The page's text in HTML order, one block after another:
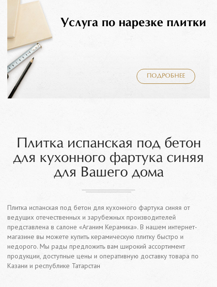
Услуга по нарезке плитки
ПОДРОБНЕЕ
Плитка испанская под бетон
для кухонного фартука синяя
для Вашего дома
Плитка испанская под бетон для кухонного фартука синяя от
ведущих отечественных и зарубежных производителей
представлена в салоне «Аганим Керамика». В нашем интернет-
магазине вы можете купить керамическую плитку быстро и
недорого. Мы рады предложить вам широкий ассортимент
продукции, доступные цены и оперативную доставку товара по
Казани и республике Татарстан